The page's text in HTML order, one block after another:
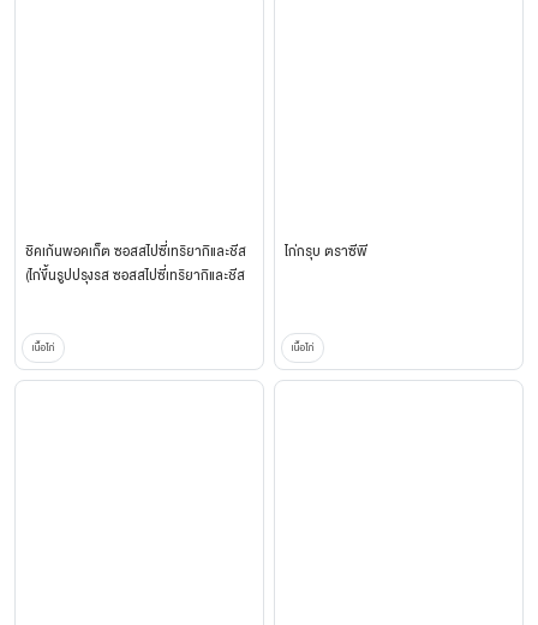
ชิคเก้นพอคเก็ต ซอสสไปซี่เทริยากิและชีส
(ไก่ขึ้นรูปปรุงรส ซอสสไปซี่เทริยากิและชีส
เนื้อไก่
ไก่กรุบ ตราซีพี
เนื้อไก่